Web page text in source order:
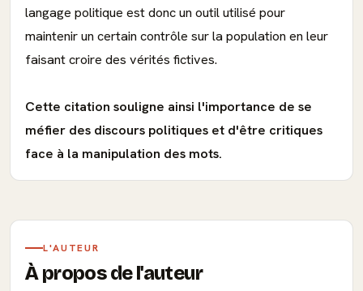
langage politique est donc un outil utilisé pour
maintenir un certain contrôle sur la population en leur
faisant croire des vérités fictives.
Cette citation souligne ainsi l'importance de se
méfier des discours politiques et d'être critiques
face à la manipulation des mots.
L'AUTEUR
À propos de l'auteur